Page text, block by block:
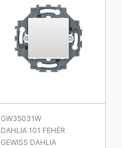
GW35031W
DAHLIA 101 FEHÉR
GEWISS DAHLIA